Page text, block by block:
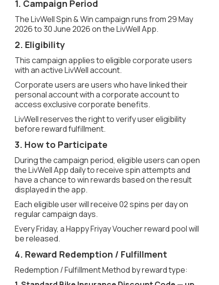
1. Campaign Period
The LivWell Spin & Win campaign runs from 29 May
2026 to 30 June 2026 on the LivWell App.
2. Eligibility
This campaign applies to eligible corporate users
with an active LivWell account.
Corporate users are users who have linked their
personal account with a corporate account to
access exclusive corporate benefits.
LivWell reserves the right to verify user eligibility
before reward fulfillment.
3. How to Participate
During the campaign period, eligible users can open
the LivWell App daily to receive spin attempts and
have a chance to win rewards based on the result
displayed in the app.
Each eligible user will receive 02 spins per day on
regular campaign days.
Every Friday, a Happy Friyay Voucher reward pool will
be released.
4. Reward Redemption / Fulfillment
Redemption / Fulfillment Method by reward type: